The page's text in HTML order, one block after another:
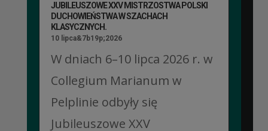
JUBILEUSZOWE XXV MISTRZOSTWA POLSKI
DUCHOWIEŃSTWA W SZACHACH
KLASYCZNYCH.
10 lipca&7b19p;2026
W dniach 6–10 lipca 2026 r. w
Collegium Marianum w
Pelplinie odbyły się
Jubileuszowe XXV